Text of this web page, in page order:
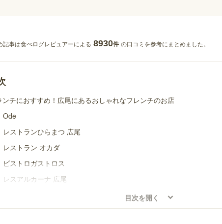
記事は食べログレビュアーによる 8930件 の口コミを参考にまとめました。
ンチにおすすめ！広尾にあるおしゃれなフレンチのお店
Ode
レストランひらまつ 広尾
レストラン オカダ
ビストロガストロス
レスアルカーナ 広尾
ランチにおすすめ！広尾にあるおしゃれなイタリアンのお店
ポンテ デル ピアット
目次を開く